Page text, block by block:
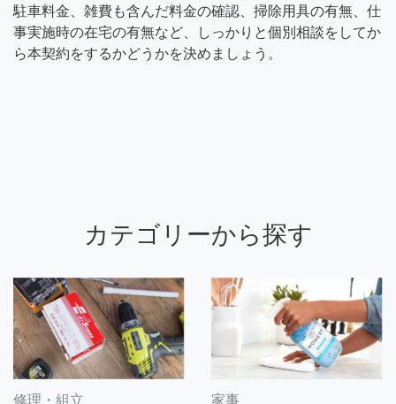
駐車料金、雑費も含んだ料金の確認、掃除用具の有無、仕
事実施時の在宅の有無など、しっかりと個別相談をしてか
ら本契約をするかどうかを決めましょう。
カテゴリーから探す
修理・組立 家事